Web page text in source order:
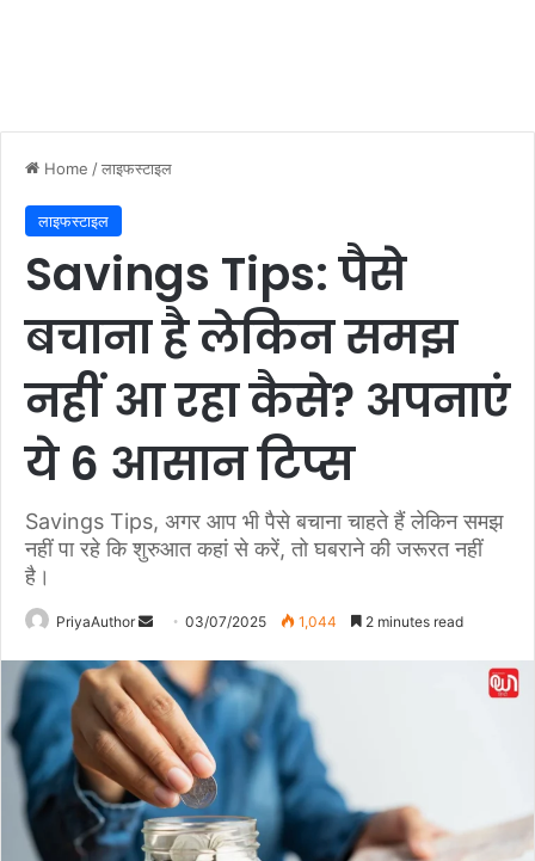
Home /लाइफस्टाइल
लाइफस्टाइल
Savings Tips: पैसे
बचाना है लेकिन समझ
नहीं आ रहा कैसे? अपनाएं
ये 6 आसान टिप्स
Savings Tips, अगर आप भी पैसे बचाना चाहते हैं लेकिन समझ
नहीं पा रहे कि शुरुआत कहां से करें, तो घबराने की जरूरत नहीं
है।
PriyaAuthor
n
d
a
n
e
m
a
03/07/2025 1,044 2 minutes read